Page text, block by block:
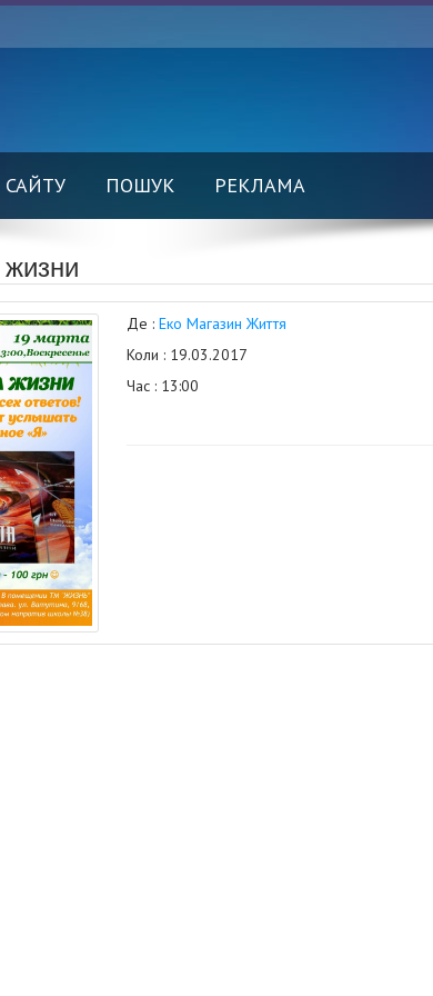
ПОШУК РЕКЛАМА
Де : Еко Магазин Життя
Коли : 19.03.2017
Час : 13:00